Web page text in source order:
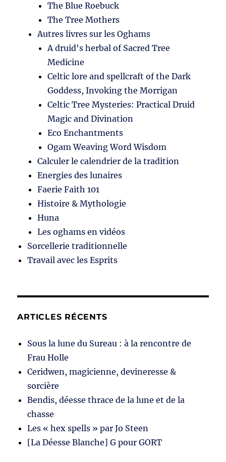
The Blue Roebuck
The Tree Mothers
Autres livres sur les Oghams
A druid's herbal of Sacred Tree
Medicine
Celtic lore and spellcraft of the Dark
Goddess, Invoking the Morrigan
Celtic Tree Mysteries: Practical Druid
Magic and Divination
Eco Enchantments
Ogam Weaving Word Wisdom
Calculer le calendrier de la tradition
Energies des lunaires
Faerie Faith 101
Histoire & Mythologie
Huna
Les oghams en vidéos
Sorcellerie traditionnelle
Travail avec les Esprits
ARTICLES RÉCENTS
Sous la lune du Sureau : à la rencontre de
Frau Holle
Ceridwen, magicienne, devineresse &
sorcière
Bendis, déesse thrace de la lune et de la
chasse
Les « hex spells » par Jo Steen
[La Déesse Blanche] G pour GORT